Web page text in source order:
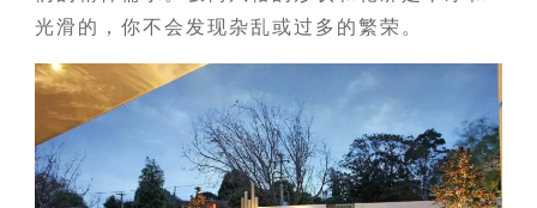
光滑的，你不会发现杂乱或过多的繁荣。